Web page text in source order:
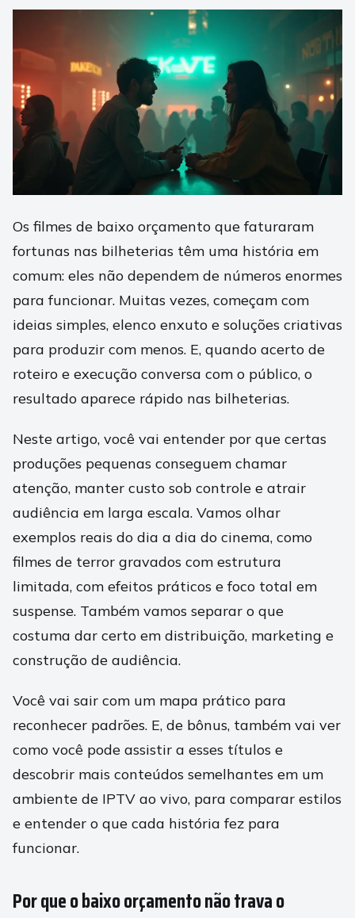
Os filmes de baixo orçamento que faturaram
fortunas nas bilheterias têm uma história em
comum: eles não dependem de números enormes
para funcionar. Muitas vezes, começam com
ideias simples, elenco enxuto e soluções criativas
para produzir com menos. E, quando acerto de
roteiro e execução conversa com o público, o
resultado aparece rápido nas bilheterias.
Neste artigo, você vai entender por que certas
produções pequenas conseguem chamar
atenção, manter custo sob controle e atrair
audiência em larga escala. Vamos olhar
exemplos reais do dia a dia do cinema, como
filmes de terror gravados com estrutura
limitada, com efeitos práticos e foco total em
suspense. Também vamos separar o que
costuma dar certo em distribuição, marketing e
construção de audiência.
Você vai sair com um mapa prático para
reconhecer padrões. E, de bônus, também vai ver
como você pode assistir a esses títulos e
descobrir mais conteúdos semelhantes em um
ambiente de IPTV ao vivo, para comparar estilos
e entender o que cada história fez para
funcionar.
Por que o baixo orçamento não trava o